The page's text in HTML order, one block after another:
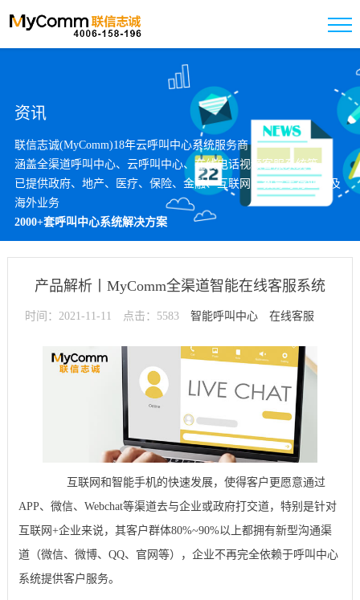
资讯
联信志诚(MyComm)18年云呼叫中心系统服务商
涵盖全渠道呼叫中心、云呼叫中心、在线电话视频客服系统等
已提供政府、地产、医疗、保险、金融、互联网、教育等行业以及
海外业务
2000+套呼叫中心系统解决方案
产品解析丨MyComm全渠道智能在线客服系统
IMChat
时间：2021-11-11 点击：5583 智能呼叫中心 在线客服
互联网和智能手机的快速发展，使得客户更愿意通过
APP、微信、Webchat等渠道去与企业或政府打交道，特别是针对
互联网+企业来说，其客户群体80%~90%以上都拥有新型沟通渠
道（微信、微博、QQ、官网等），企业不再完全依赖于呼叫中心
系统提供客户服务。